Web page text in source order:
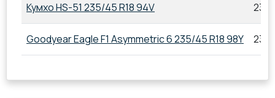
Кумхо HS-51 235/45 R18 94V
Goodyear Eagle F1 Asymmetric 6 235/45 R18 98Y 235/